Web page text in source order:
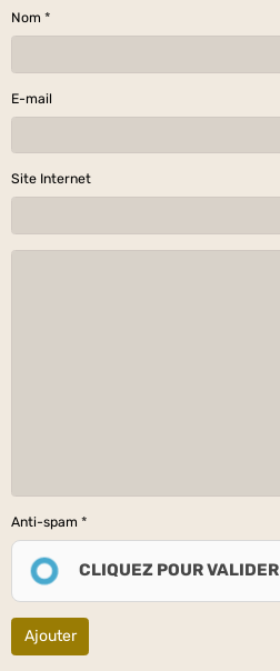
Nom
E-mail
Site Internet
Anti-spam
CLIQUEZ POUR VALIDER
Ajouter